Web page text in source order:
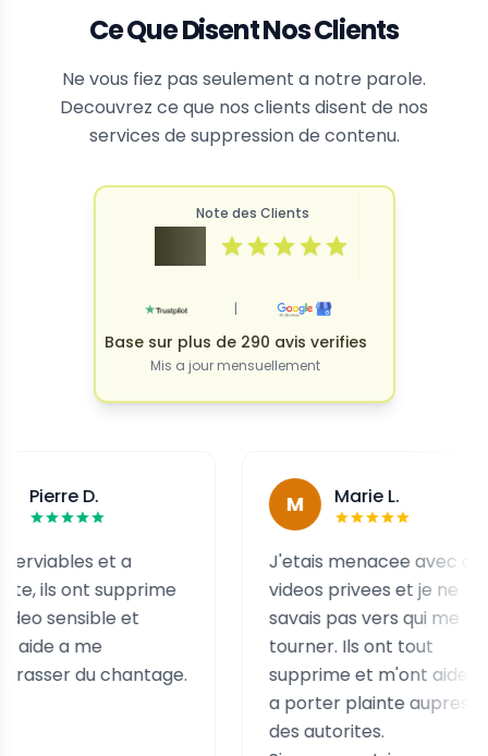
Ce Que Disent Nos Clients
Ne vous fiez pas seulement a notre parole.
Decouvrez ce que nos clients disent de nos
services de suppression de contenu.
Note des Clients
|
Base sur plus de 290 avis verifies
Mis a jour mensuellement
et a
supprime
et
chantage.
Marie L.
J'etais menacee avec des
videos privees et je ne
savais pas vers qui me
tourner. Ils ont tout
supprime et m'ont aidee
a porter plainte aupres
des autorites.